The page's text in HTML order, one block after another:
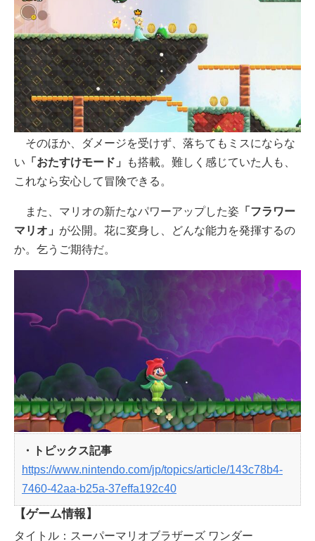
そのほか、ダメージを受けず、落ちてもミスにならな
い 「おたすけモード」
も搭載。難しく感じていた人も、
これなら安心して冒険できる。
また、マリオの新たなパワーアップした姿 「フラワー
マリオ」 が公開。花に変身し、どんな能力を発揮するの
か。乞うご期待だ。
・トピックス記事
https://www.nintendo.com/jp/topics/article/143c78b4-
7460-42aa-b25a-37effa192c40
【ゲーム情報】
タイトル：スーパーマリオブラザーズ ワンダー